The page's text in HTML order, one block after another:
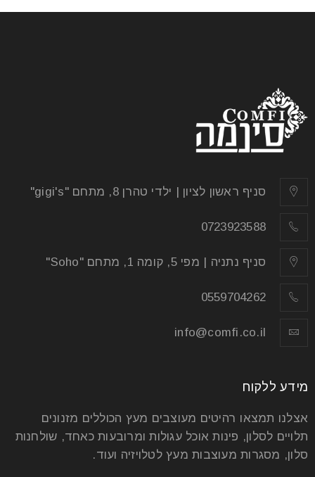
27 יול
קרא עוד
25
שולחנות אוכל נפתחים – להתחבר מחדש למשפחה אם
סניף ראשון לציון | ילדי טהרן 8, מתחם "gigi's"
0723923588
סניף נתניה | מפי 5, קומה 1, מתחם "Soho"
0559704262
info@comfi.co.il
מידע ללקוח
אצלנו תמצאו רהיטים מעוצבים מעץ הכוללים מזנונים
תלויים לסלון, פינות אוכל עגולות ומרובעות כאחד, שולחנות
סלון, מסגרות מעוצבות מעץ לטלויזיה ועוד.